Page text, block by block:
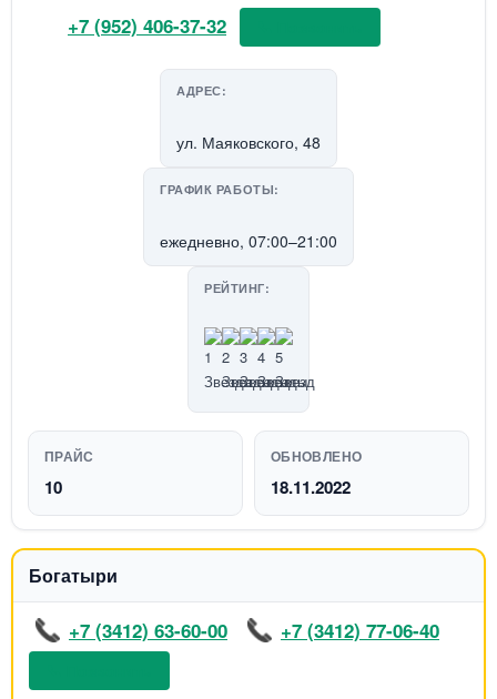
+7 (952) 406-37-32
АДРЕС:
ул. Маяковского, 48
ГРАФИК РАБОТЫ:
ежедневно, 07:00–21:00
РЕЙТИНГ:
ПРАЙС
10
ОБНОВЛЕНО
18.11.2022
Богатыри
+7 (3412) 63-60-00 +7 (3412) 77-06-40